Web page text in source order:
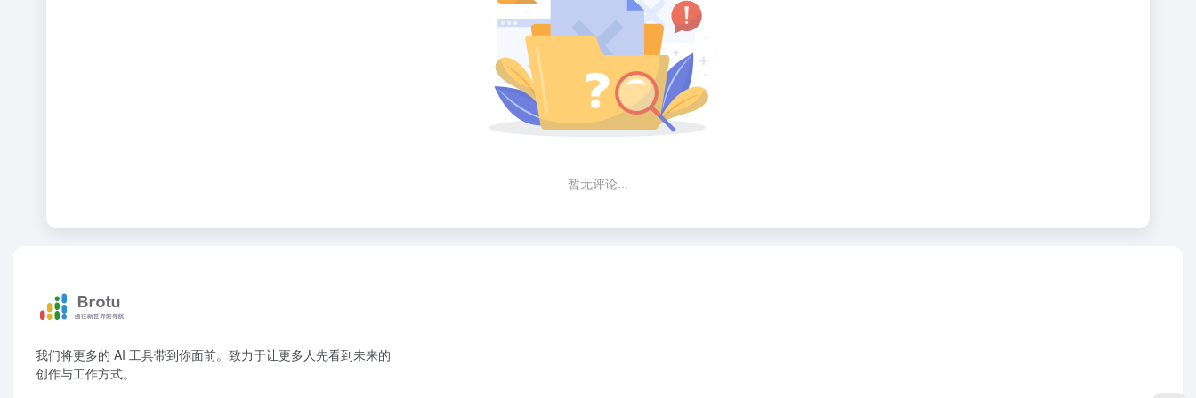
暂无评论...
我们将更多的 AI 工具带到你面前。致力于让更多人先看到未来的
创作与工作方式。